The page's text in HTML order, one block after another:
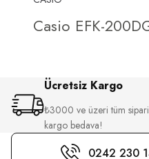
Casio EFK-
Ücretsiz Kargo
₺3000 ve üzeri tüm
kargo bedava!
0242 230